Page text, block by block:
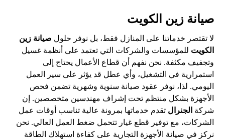
صيانة زين الكويت
لا تقتصر خدماتنا على المنازل فقط، بل نوفر حلول صيانة زين
الكويت للمؤسسات والشركات التي تعتمد على أنظمة غسيل
وتجفيف مكثفة. نحن نفهم أن قطاع الأعمال يحتاج إلى
استمرارية في التشغيل، وأي عطل قد يؤثر على سير العمل
اليومي. لذا، نوفر عقود صيانة سنوية وشهرية تضمن فحص
الأجهزة بشكل منتظم تحت إشراف مهندسين متخصصين. إن
شركة الجنرال تقدم خدماتها بمرونة عالية تناسب أوقات عمل
الشركات، مع توفير قطع غيار تتحمل ضغط العمل العالي. نحن
نركز في صيانة الأجهزة التجارية على كفاءة استهلاك الطاقة